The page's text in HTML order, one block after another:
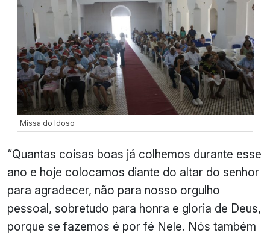
Missa do Idoso
“Quantas coisas boas já colhemos durante esse
ano e hoje colocamos diante do altar do senhor
para agradecer, não para nosso orgulho
pessoal, sobretudo para honra e gloria de Deus,
porque se fazemos é por fé Nele. Nós também